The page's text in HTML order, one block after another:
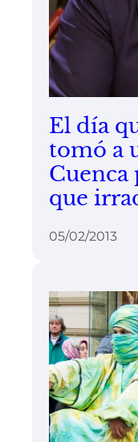
El día
tomó a
Cuenca
que
05/02/2013